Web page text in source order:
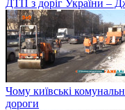
ДТП з доріг України –
Чому київські
дороги